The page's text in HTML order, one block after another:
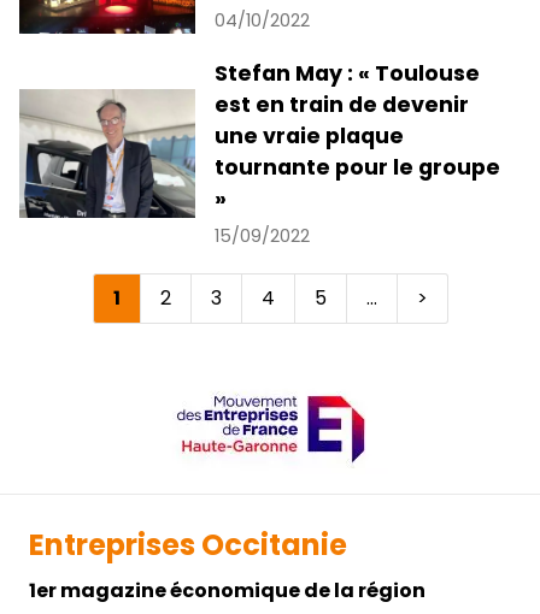
04/10/2022
Stefan May : « Toulouse
est en train de devenir
une vraie plaque
tournante pour le groupe
»
15/09/2022
Pagination
Page
courante
1 Page
2 Page
3 Page
4 Page
5 …
Page
suivante
>
Entreprises Occitanie
1er magazine économique de la région